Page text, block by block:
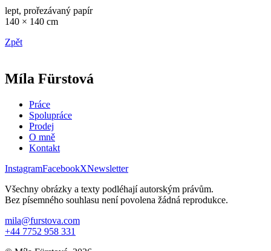
lept, prořezávaný papír
140 × 140 cm
Zpět
Míla Fürstová
Práce
Spolupráce
Prodej
O mně
Kontakt
InstagramFacebookXNewsletter
Všechny obrázky a texty podléhají autorským právům.
Bez písemného souhlasu není povolena žádná reprodukce.
mila@furstova.com
+44 7752 958 331